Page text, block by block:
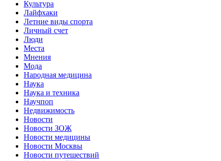
Культура
Лайфхаки
Летние виды спорта
Личный счет
Люди
Места
Мнения
Мода
Народная медицина
Наука
Наука и техника
Научпоп
Недвижимость
Новости
Новости ЗОЖ
Новости медицины
Новости Москвы
Новости путешествий